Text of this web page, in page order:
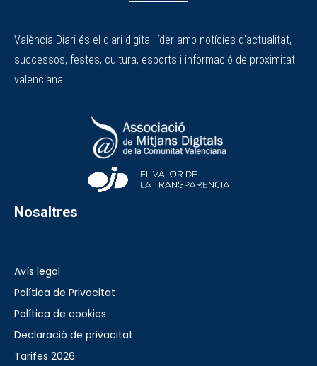
València Diari és el diari digital líder amb notícies d'actualitat,
successos, festes, cultura, esports i informació de proximitat
valenciana.
Nosaltres
Avís legal
Política de Privacitat
Política de cookies
Declaració de privacitat
Tarifes 2026